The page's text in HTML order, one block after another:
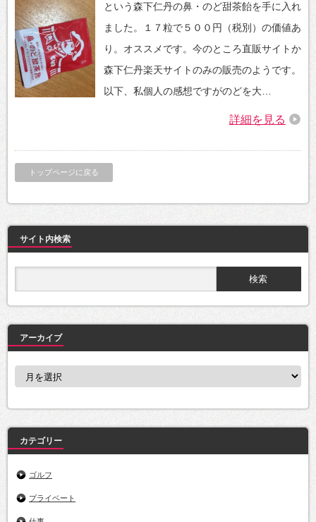
という森下仁丹の鼻・のど甜茶飴を手に入れ
ました。１７粒で５００円（税別）の価値あ
り。オススメです。今のところ直販サイトか
森下仁丹楽天サイトのみの販売のようです。
以下、私個人の感想ですがのどを大…
詳細を見る
トップページに戻る
サイト内検索
アーカイブ
ア
ブ
カテゴリー
ゴルフ
プライベート